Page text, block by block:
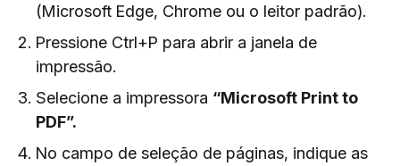
(Microsoft Edge, Chrome ou o leitor padrão).
Pressione Ctrl+P para abrir a janela de
impressão.
Selecione a impressora “Microsoft Print to
PDF”.
No campo de seleção de páginas, indique as